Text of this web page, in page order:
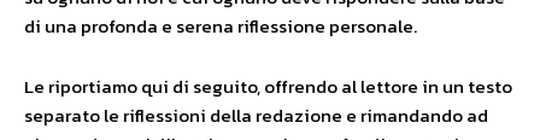
di una profonda e serena riflessione personale.
Le riportiamo qui di seguito, offrendo al lettore in un testo
separato le riflessioni della redazione e rimandando ad